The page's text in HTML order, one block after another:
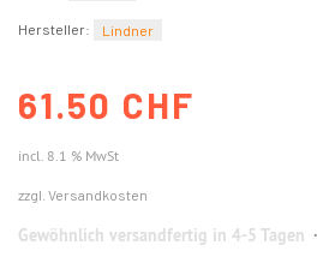
Hersteller: Lindner
61.50 CHF
incl. 8.1 % MwSt
zzgl. Versandkosten
Gewöhnlich versandfertig in 4-5 Tagen